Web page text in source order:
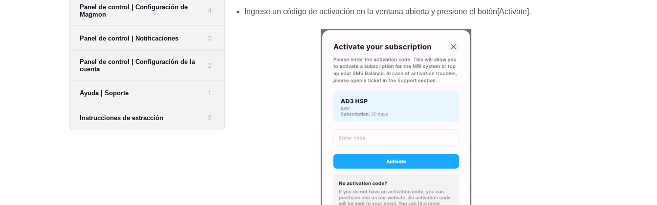
Panel de control | Configuración de
Magmon
4
Panel de control | Notificaciones 3
Panel de control | Configuración de la
cuenta
2
Ayuda | Soporte 1
Instrucciones de extracción 3
Ingrese un código de activación en la ventana abierta y presione el botón[Activate].